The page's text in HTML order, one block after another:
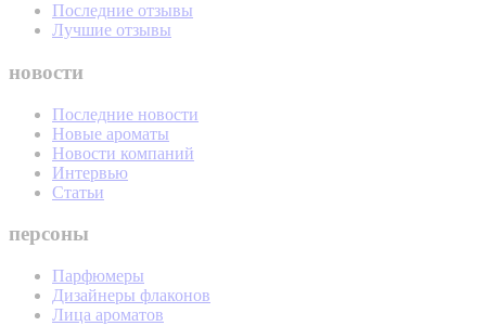
Последние отзывы
Лучшие отзывы
новости
Последние новости
Новые ароматы
Новости компаний
Интервью
Статьи
персоны
Парфюмеры
Дизайнеры флаконов
Лица ароматов